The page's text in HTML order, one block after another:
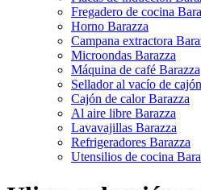
Fregadero de cocina
Horno Barazza
Campana extractora
Microondas Barazza
Máquina de café Barazza
Sellador al vacío de
Cajón de calor Barazza
Al aire libre Barazza
Lavavajillas Barazza
Refrigeradores Barazza
Utensilios de cocina